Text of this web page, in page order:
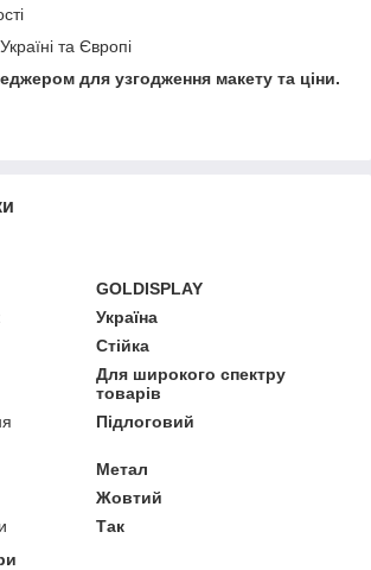
та Європі
для узгодження макету та ціни.
GOLDISPLAY
Україна
Стійка
Для широкого спектру
товарів
Підлоговий
Метал
Жовтий
Так